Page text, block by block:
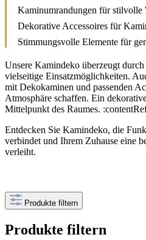
Kaminumrandungen für stilvolle
Dekorative Accessoires für
Stimmungsvolle Elemente für
Unsere Kamindeko überzeugt
vielseitige Einsatzmöglichkeiten.
mit Dekokaminen und passenden
Atmosphäre schaffen. Ein
Mittelpunkt des Raumes.
Entdecken Sie Kamindeko, die
verbindet und Ihrem Zuhause eine
verleiht.
Produkte filtern
Produkte filtern